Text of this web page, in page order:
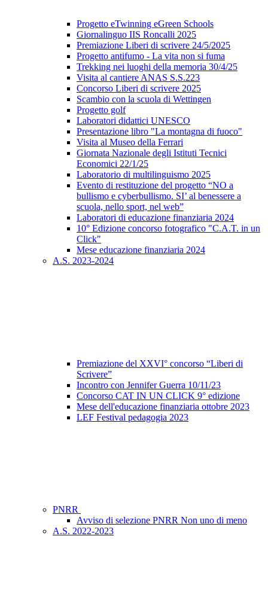
Progetto eTwinning eGreen Schools
Giornalinguo IIS Roncalli 2025
Premiazione Liberi di scrivere 24/5/2025
Progetto antifumo - La vita non si fuma
Trekking nei luoghi della memoria 30/4/25
Visita al cantiere ANAS S.S.223
Concorso Liberi di scrivere 2025
Scambio con la scuola di Wettingen
Progetto golf
Laboratori didattici UNESCO
Presentazione libro "La montagna di fuoco"
Visita al Museo della Ferrari
Giornata Nazionale degli Istituti Tecnici
Economici 22/1/25
Laboratorio di multilinguismo 2025
Evento di restituzione del progetto “NO a
bullismo e cyberbullismo. SI’ al benessere a
scuola, nello sport, nel web”
Laboratori di educazione finanziaria 2024
10° Edizione concorso fotografico "C.A.T. in un
Click"
Mese educazione finanziaria 2024
A.S. 2023-2024
Premiazione del XXVI° concorso “Liberi di
Scrivere”
Incontro con Jennifer Guerra 10/11/23
Concorso CAT IN UN CLICK 9° edizione
Mese dell'educazione finanziaria ottobre 2023
LEF Festival pedagogia 2023
PNRR
Avviso di selezione PNRR Non uno di meno
A.S. 2022-2023